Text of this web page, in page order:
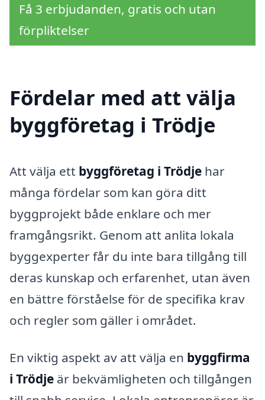
Få 3 erbjudanden, gratis och utan
förpliktelser
Fördelar med att välja
byggföretag i Trödje
Att välja ett byggföretag i Trödje har
många fördelar som kan göra ditt
byggprojekt både enklare och mer
framgångsrikt. Genom att anlita lokala
byggexperter får du inte bara tillgång till
deras kunskap och erfarenhet, utan även
en bättre förståelse för de specifika krav
och regler som gäller i området.
En viktig aspekt av att välja en byggfirma
i Trödje är bekvämligheten och tillgången